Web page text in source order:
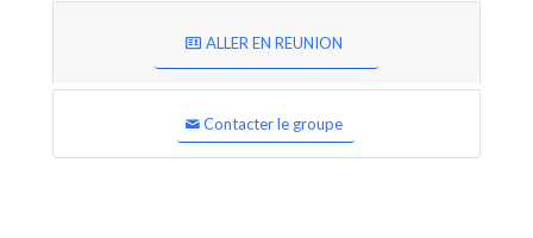
ALLER EN REUNION
Contacter le groupe